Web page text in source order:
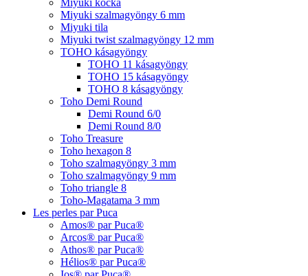
Miyuki kocka
Miyuki szalmagyöngy 6 mm
Miyuki tila
Miyuki twist szalmagyöngy 12 mm
TOHO kásagyöngy
TOHO 11 kásagyöngy
TOHO 15 kásagyöngy
TOHO 8 kásagyöngy
Toho Demi Round
Demi Round 6/0
Demi Round 8/0
Toho Treasure
Toho hexagon 8
Toho szalmagyöngy 3 mm
Toho szalmagyöngy 9 mm
Toho triangle 8
Toho-Magatama 3 mm
Les perles par Puca
Amos® par Puca®
Arcos® par Puca®
Athos® par Puca®
Hélios® par Puca®